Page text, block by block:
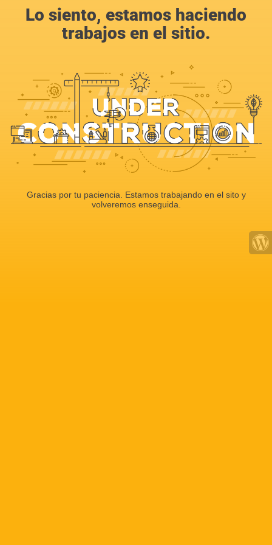
Lo siento, estamos haciendo
trabajos en el sitio.
Gracias por tu paciencia. Estamos trabajando en el sito y
volveremos enseguida.